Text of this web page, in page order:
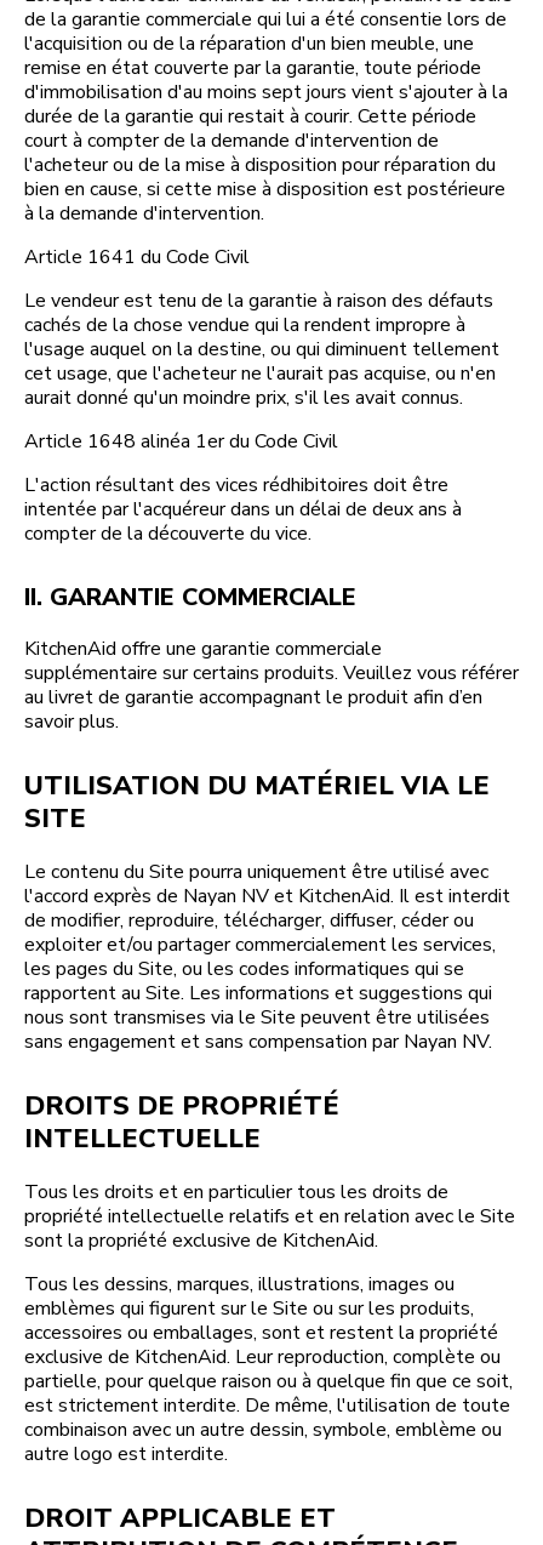
de la garantie commerciale qui lui a été consentie lors de
l'acquisition ou de la réparation d'un bien meuble, une
remise en état couverte par la garantie, toute période
d'immobilisation d'au moins sept jours vient s'ajouter à la
durée de la garantie qui restait à courir. Cette période
court à compter de la demande d'intervention de
l'acheteur ou de la mise à disposition pour réparation du
bien en cause, si cette mise à disposition est postérieure
à la demande d'intervention.
Article 1641 du Code Civil
Le vendeur est tenu de la garantie à raison des défauts
cachés de la chose vendue qui la rendent impropre à
l'usage auquel on la destine, ou qui diminuent tellement
cet usage, que l'acheteur ne l'aurait pas acquise, ou n'en
aurait donné qu'un moindre prix, s'il les avait connus.
Article 1648 alinéa 1er du Code Civil
L'action résultant des vices rédhibitoires doit être
intentée par l'acquéreur dans un délai de deux ans à
compter de la découverte du vice.
II. GARANTIE COMMERCIALE
KitchenAid offre une garantie commerciale
supplémentaire sur certains produits. Veuillez vous référer
au livret de garantie accompagnant le produit afin d’en
savoir plus.
UTILISATION DU MATÉRIEL VIA LE
SITE
Le contenu du Site pourra uniquement être utilisé avec
l'accord exprès de Nayan NV et KitchenAid. Il est interdit
de modifier, reproduire, télécharger, diffuser, céder ou
exploiter et/ou partager commercialement les services,
les pages du Site, ou les codes informatiques qui se
rapportent au Site. Les informations et suggestions qui
nous sont transmises via le Site peuvent être utilisées
sans engagement et sans compensation par Nayan NV.
DROITS DE PROPRIÉTÉ
INTELLECTUELLE
Tous les droits et en particulier tous les droits de
propriété intellectuelle relatifs et en relation avec le Site
sont la propriété exclusive de KitchenAid.
Tous les dessins, marques, illustrations, images ou
emblèmes qui figurent sur le Site ou sur les produits,
accessoires ou emballages, sont et restent la propriété
exclusive de KitchenAid. Leur reproduction, complète ou
partielle, pour quelque raison ou à quelque fin que ce soit,
est strictement interdite. De même, l'utilisation de toute
combinaison avec un autre dessin, symbole, emblème ou
autre logo est interdite.
DROIT APPLICABLE ET